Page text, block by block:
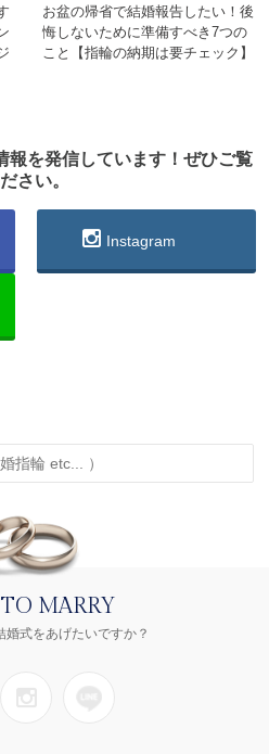
お盆の帰省で結婚報告したい！後
悔しないために準備すべき7つの
こと【指輪の納期は要チェック】
報を発信しています！ぜひご覧
さい。
Instagram
MARRY
婚式をあげたいですか？